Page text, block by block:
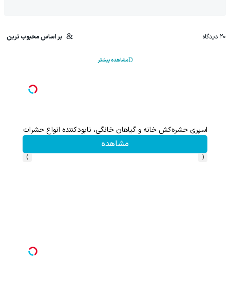
20 دیدگاه بر اساس محبوب ترین
مشاهده بیشتر
بیشتر)
اسپری حشره‌کش خانه و گیاهان خانگی، نابودکننده انواع حشرات خانگی
مشاهده
‹
›